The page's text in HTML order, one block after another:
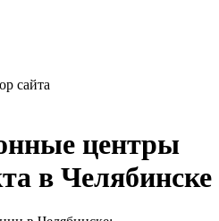
сайта
центры
в Челябинске